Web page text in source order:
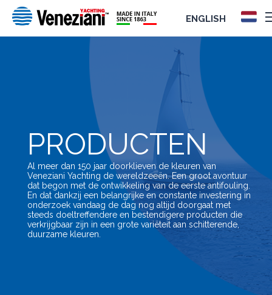
ENGLISH
PRODUCTEN
Al meer dan 150 jaar doorklieven de kleuren van
Veneziani Yachting de wereldzeeën. Een groot avontuur
dat begon met de ontwikkeling van de eerste antifouling.
En dat dankzij een belangrijke en constante investering in
onderzoek vandaag de dag nog altijd doorgaat met
steeds doeltreffendere en bestendigere producten die
verkrijgbaar zijn in een grote variëteit aan schitterende,
duurzame kleuren.